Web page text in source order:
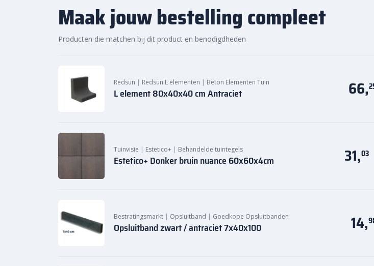
Bij Bestratingsmarkt.com ben je verzekerd van de beste prijs in Nederland. Dankzij
jouw tuinproject. Bestel daarom vandaag nog. Ontdek de hoogwaardige kwaliteit
Maak jouw bestelling compleet
Producten die matchen bij dit product en benodigdheden
Redsun | Redsun L elementen | Beton Elementen Tuin
L element 80x40x40 cm Antraciet 66,
Tuinvisie | Estetico+ | Behandelde tuintegels
Estetico+ Donker bruin nuance 60x60x4cm 31,03
Bestratingsmarkt | Opsluitband | Goedkope Opsluitbanden
Opsluitband zwart / antraciet 7x40x100 14,